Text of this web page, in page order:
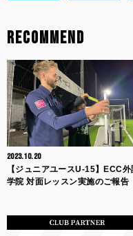
RECOMMEND
2023.10.20
【ジュニアユースU-15】ECC外
学院 対面レッスン実施のご報告